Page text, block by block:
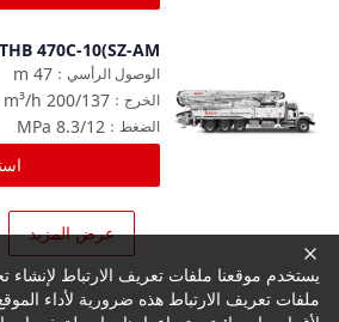
470C-10(SZ-AM)
47
m الوصول الرأسي ：
200/137
m³/h الخرج ：
8.3/12
MPa الضغط ：
عرض المزيد
يستخدم موقعنا ملفات تعريف الارتباط
ملفات تعريف الارتباط هذه ضرورية لأداء